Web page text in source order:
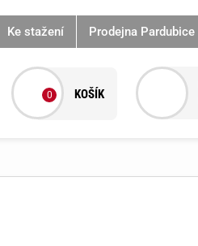
Ke stažení Prodejna Pardubice
0